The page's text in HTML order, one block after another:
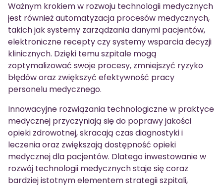
Ważnym krokiem w rozwoju technologii medycznych
jest również automatyzacja procesów medycznych,
takich jak systemy zarządzania danymi pacjentów,
elektroniczne recepty czy systemy wsparcia decyzji
klinicznych. Dzięki temu szpitale mogą
zoptymalizować swoje procesy, zmniejszyć ryzyko
błędów oraz zwiększyć efektywność pracy
personelu medycznego.
Innowacyjne rozwiązania technologiczne w praktyce
medycznej przyczyniają się do poprawy jakości
opieki zdrowotnej, skracają czas diagnostyki i
leczenia oraz zwiększają dostępność opieki
medycznej dla pacjentów. Dlatego inwestowanie w
rozwój technologii medycznych staje się coraz
bardziej istotnym elementem strategii szpitali,